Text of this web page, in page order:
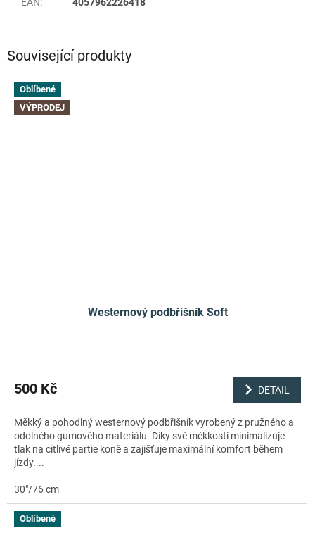
Související produkty
Oblíbené
VÝPRODEJ
Westernový podbřišník Soft
500 Kč DETAIL
Měkký a pohodlný westernový podbřišník vyrobený z pružného a
odolného gumového materiálu. Díky své měkkosti minimalizuje
tlak na citlivé partie koně a zajišťuje maximální komfort během
jízdy....
30"/76 cm
Oblíbené